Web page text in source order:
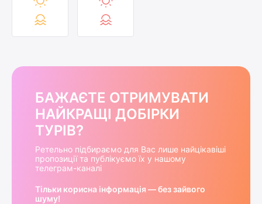
БАЖАЄТЕ ОТРИМУВАТИ
НАЙКРАЩІ ДОБІРКИ
ТУРІВ?
Ретельно підбираємо для Вас лише найцікавіші
пропозиції та публікуємо їх у нашому
телеграм-каналі
Тільки корисна інформація — без зайвого
шуму!